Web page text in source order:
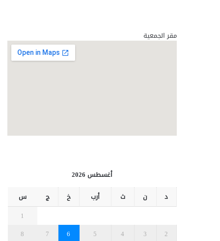
مقر الجمعية
أغسطس 2026
د
ن ث أرب خ ج س
1
2
3
4
5
6
7
8